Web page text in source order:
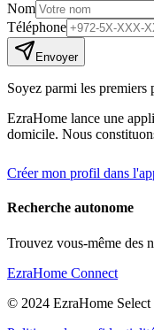
Nom
Téléphone
Envoyer
Soyez parmi les premiers
EzraHome lance une
domicile. Nous
Créer mon profil dans
Recherche autonome
Trouvez vous-même des
EzraHome Connect
© 2024 EzraHome Select